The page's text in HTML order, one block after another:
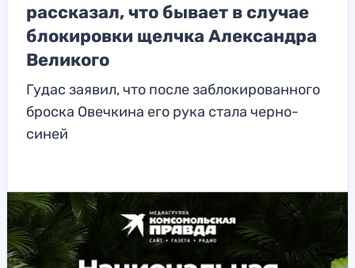
рассказал, что бывает в случае
блокировки щелчка Александра
Великого
Гудас заявил, что после заблокированного
броска Овечкина его рука стала черно-
синей